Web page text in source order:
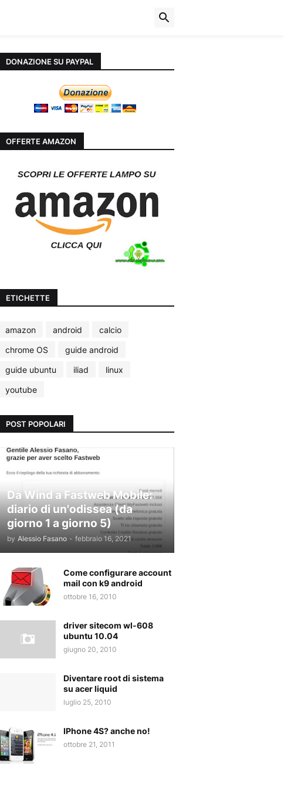
DONAZIONE SU PAYPAL
OFFERTE AMAZON
ETICHETTE
amazon android
calcio
chrome OS
guide android
guide ubuntu
iliad
linux
youtube
POST POPOLARI
Da Wind a Fastweb Mobile:
diario di un'odissea (da
giorno 1 a giorno 5)
by Alessio Fasano - febbraio 16, 2021
Come configurare account
mail con k9 android
ottobre 16, 2010
driver sitecom wl-608
ubuntu 10.04
giugno 20, 2010
Diventare root di sistema
su acer liquid
luglio 25, 2010
IPhone 4S? anche no!
ottobre 21, 2011